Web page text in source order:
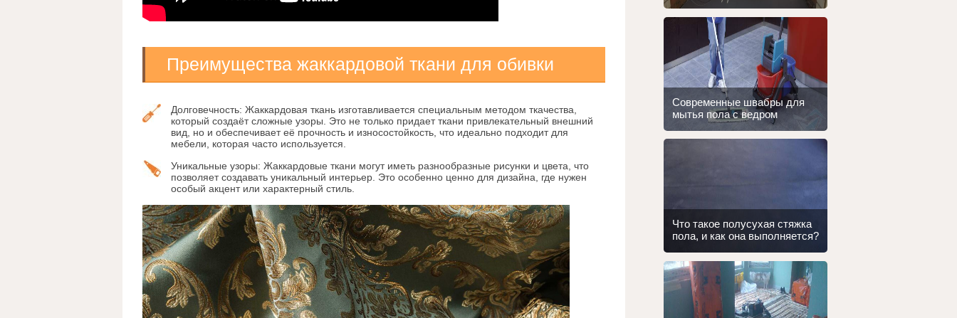
Преимущества жаккардовой ткани для обивки
Долговечность: Жаккардовая ткань изготавливается специальным методом ткачества,
который создаёт сложные узоры. Это не только придает ткани привлекательный внешний
вид, но и обеспечивает её прочность и износостойкость, что идеально подходит для
мебели, которая часто используется.
Уникальные узоры: Жаккардовые ткани могут иметь разнообразные рисунки и цвета, что
позволяет создавать уникальный интерьер. Это особенно ценно для дизайна, где нужен
особый акцент или характерный стиль.
Современные швабры для
мытья пола с ведром
Что такое полусухая стяжка
пола, и как она выполняется?